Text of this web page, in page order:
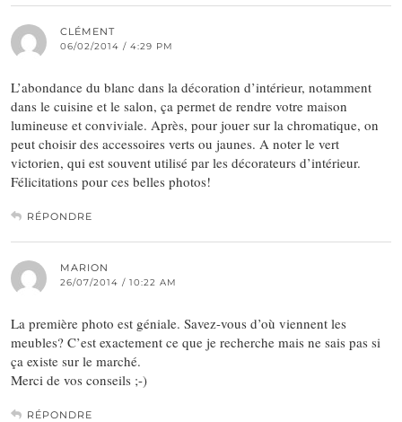
CLÉMENT
06/02/2014 / 4:29 PM
L’abondance du blanc dans la décoration d’intérieur, notamment
dans le cuisine et le salon, ça permet de rendre votre maison
lumineuse et conviviale. Après, pour jouer sur la chromatique, on
peut choisir des accessoires verts ou jaunes. A noter le vert
victorien, qui est souvent utilisé par les décorateurs d’intérieur.
Félicitations pour ces belles photos!
RÉPONDRE
MARION
26/07/2014 / 10:22 AM
La première photo est géniale. Savez-vous d’où viennent les
meubles? C’est exactement ce que je recherche mais ne sais pas si
ça existe sur le marché.
Merci de vos conseils ;-)
RÉPONDRE